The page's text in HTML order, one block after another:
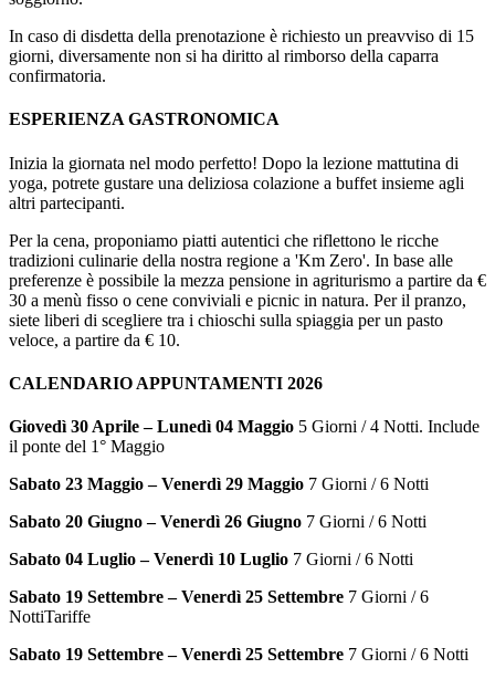
In caso di disdetta della prenotazione è richiesto un preavviso di 15
giorni, diversamente non si ha diritto al rimborso della caparra
confirmatoria.
ESPERIENZA GASTRONOMICA
Inizia la giornata nel modo perfetto! Dopo la lezione mattutina di
yoga, potrete gustare una deliziosa colazione a buffet insieme agli
altri partecipanti.
Per la cena, proponiamo piatti autentici che riflettono le ricche
tradizioni culinarie della nostra regione a 'Km Zero'. In base alle
preferenze è possibile la mezza pensione in agriturismo a partire da €
30 a menù fisso o cene conviviali e picnic in natura. Per il pranzo,
siete liberi di scegliere tra i chioschi sulla spiaggia per un pasto
veloce, a partire da € 10.
CALENDARIO APPUNTAMENTI 2026
Giovedì 30 Aprile – Lunedì 04 Maggio 5 Giorni / 4 Notti. Include
il ponte del 1° Maggio
Sabato 23 Maggio – Venerdì 29 Maggio 7 Giorni / 6 Notti
Sabato 20 Giugno – Venerdì 26 Giugno 7 Giorni / 6 Notti
Sabato 04 Luglio – Venerdì 10 Luglio 7 Giorni / 6 Notti
Sabato 19 Settembre – Venerdì 25 Settembre 7 Giorni / 6
NottiTariffe
Sabato 19 Settembre – Venerdì 25 Settembre 7 Giorni / 6 Notti